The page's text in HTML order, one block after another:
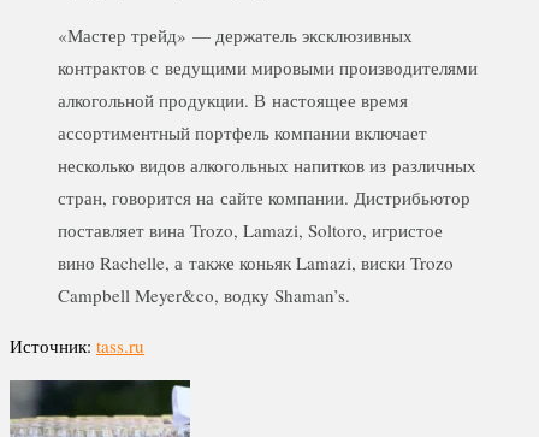
«Мастер трейд» — держатель эксклюзивных
контрактов с ведущими мировыми производителями
алкогольной продукции. В настоящее время
ассортиментный портфель компании включает
несколько видов алкогольных напитков из различных
стран, говорится на сайте компании. Дистрибьютор
поставляет вина Trozo, Lamazi, Soltoro, игристое
вино Rachelle, а также коньяк Lamazi, виски Trozo
Campbell Meyer&co, водку Shaman’s.
Источник: tass.ru